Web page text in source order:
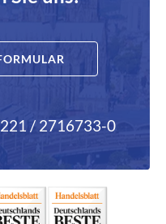
/ 2716733-0